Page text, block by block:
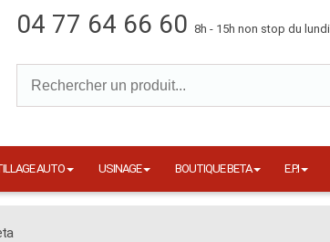
04 77 64 66 60 8h - 15h non stop du
AUTO USINAGE BOUTIQUE BETA E.P.I